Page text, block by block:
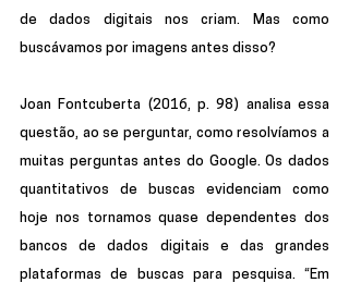
de dados digitais nos criam. Mas como
buscávamos por imagens antes disso?
Joan Fontcuberta (2016, p. 98) analisa essa
questão, ao se perguntar, como resolvíamos a
muitas perguntas antes do Google. Os dados
quantitativos de buscas evidenciam como
hoje nos tornamos quase dependentes dos
bancos de dados digitais e das grandes
plataformas de buscas para pesquisa. “Em